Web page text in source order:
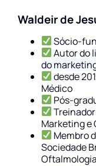
Waldeir de
Sócio-
Autor do
do
desde
Médico
Pós-
Marketing e
Membro
Sociedade
Oftalmologia